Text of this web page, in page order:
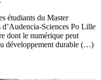
étudiants du Master
Sciences Po Lille
dont le numérique peut
développement durable (…)